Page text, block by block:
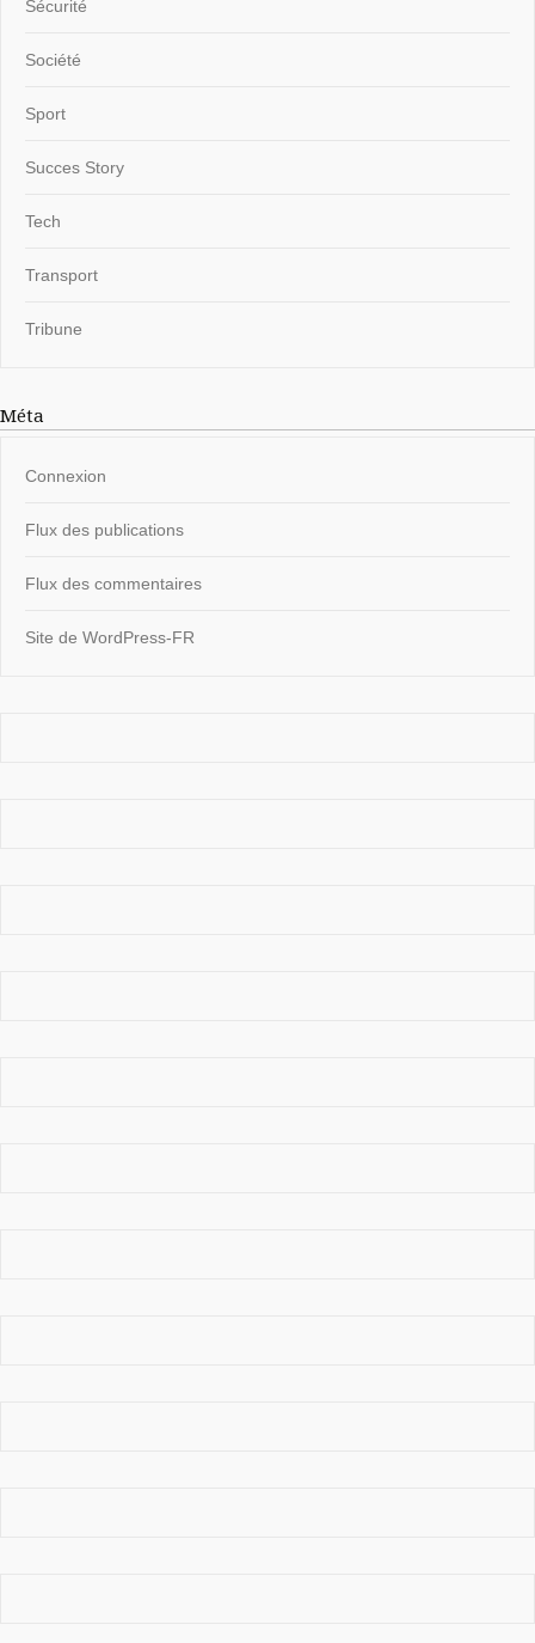
Sécurité
Société
Sport
Succes Story
Tech
Transport
Tribune
Méta
Connexion
Flux des publications
Flux des commentaires
Site de WordPress-FR